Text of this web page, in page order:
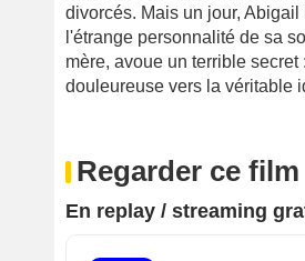
divorcés. Mais un jour,
l'étrange personnalité de sa
mère, avoue un terrible
douleureuse vers la véritable
Regarder ce film
En replay / streaming